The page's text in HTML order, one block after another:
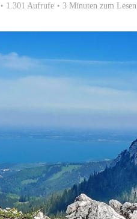
1.301 Aufrufe 3 Minuten zum Lesen